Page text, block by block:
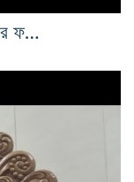
সবর বা ধৈর্য্য কি বা কেন , এর ফযিলত